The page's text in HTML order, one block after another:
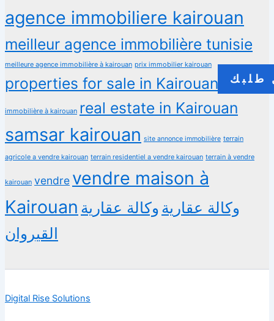
طلبك
agence immobiliere kairouan
meilleur agence immobilière tunisie
meilleure agence immobilière à kairouan prix immobilier kairouan
properties for sale in Kairouan propriété
immobilière à kairouan real estate in Kairouan
samsar kairouan site annonce immobilière terrain
agricole a vendre kairouan terrain residentiel a vendre kairouan terrain à vendre
kairouan vendre vendre maison à
Kairouan
وكالة عقارية وكالة عقارية
القيروان
Digital Rise Solutions